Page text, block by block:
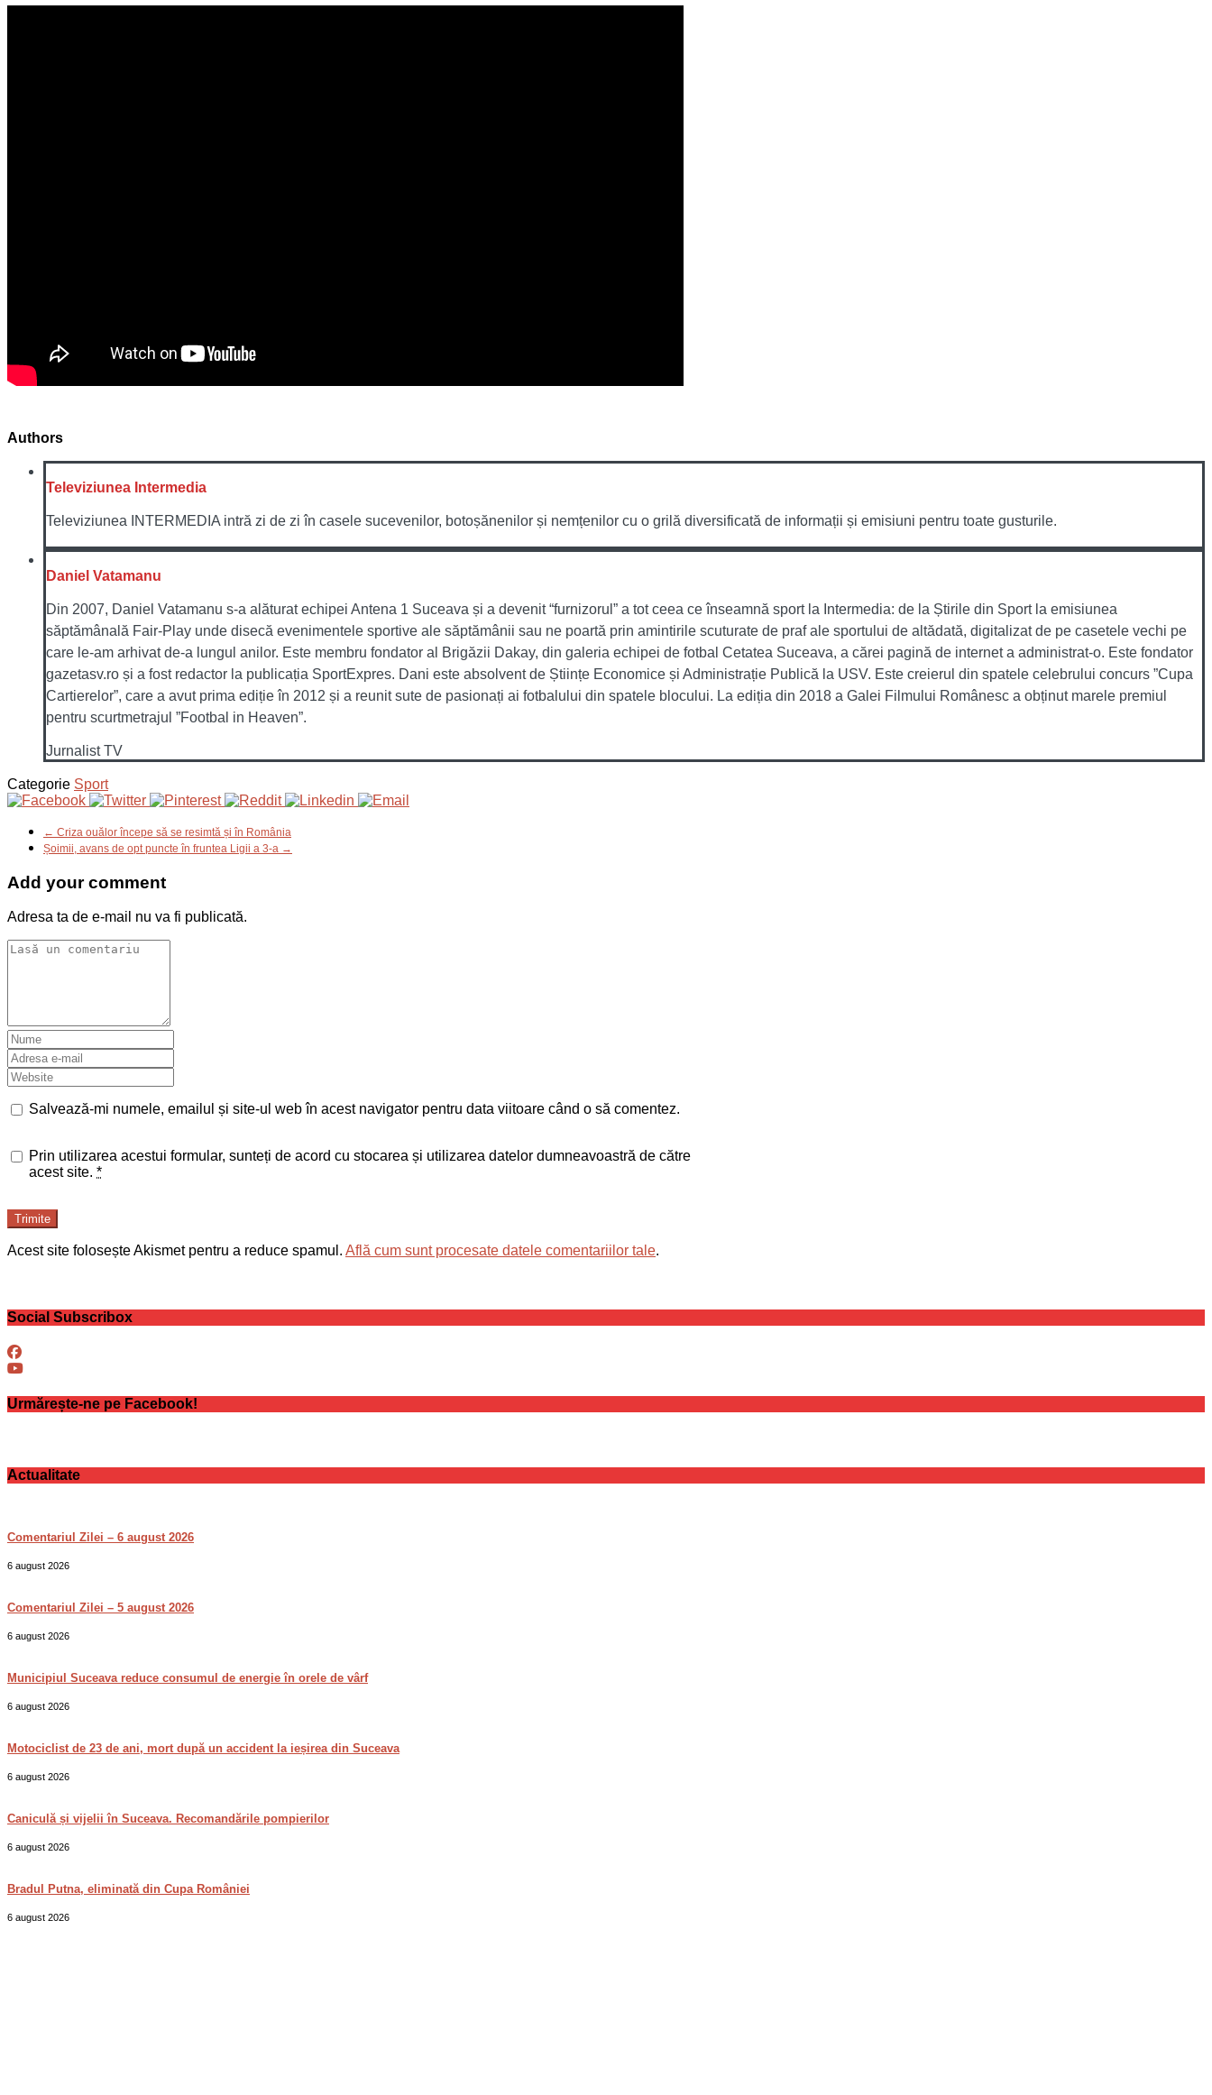
Authors
Televiziunea Intermedia
Televiziunea INTERMEDIA intră zi de zi în casele sucevenilor, botoșănenilor și nemțenilor cu o grilă diversificată de informații și emisiuni pentru toate gusturile.
Daniel Vatamanu
Din 2007, Daniel Vatamanu s-a alăturat echipei Antena 1 Suceava și a devenit “furnizorul” a tot ceea ce înseamnă sport la Intermedia: de la Știrile din Sport la emisiunea
săptămânală Fair-Play unde disecă evenimentele sportive ale săptămânii sau ne poartă prin amintirile scuturate de praf ale sportului de altădată, digitalizat de pe casetele vechi pe
care le-am arhivat de-a lungul anilor. Este membru fondator al Brigăzii Dakay, din galeria echipei de fotbal Cetatea Suceava, a cărei pagină de internet a administrat-o. Este fondator
gazetasv.ro și a fost redactor la publicația SportExpres. Dani este absolvent de Științe Economice și Administrație Publică la USV. Este creierul din spatele celebrului concurs ”Cupa
Cartierelor”, care a avut prima ediție în 2012 și a reunit sute de pasionați ai fotbalului din spatele blocului. La ediția din 2018 a Galei Filmului Românesc a obținut marele premiul
pentru scurtmetrajul ”Footbal in Heaven”.
Jurnalist TV
Categorie Sport
← Criza ouălor începe să se resimtă și în România
Șoimii, avans de opt puncte în fruntea Ligii a 3-a →
Add your comment
Adresa ta de e-mail nu va fi publicată.
Salvează-mi numele, emailul și site-ul web în acest navigator pentru data viitoare când o să comentez.
Prin utilizarea acestui formular, sunteți de acord cu stocarea și utilizarea datelor dumneavoastră de către
acest site. *
Trimite
Acest site folosește Akismet pentru a reduce spamul. Află cum sunt procesate datele comentariilor tale.
Social Subscribox
Urmărește-ne pe Facebook!
Actualitate
Comentariul Zilei – 6 august 2026
6 august 2026
Comentariul Zilei – 5 august 2026
6 august 2026
Municipiul Suceava reduce consumul de energie în orele de vârf
6 august 2026
Motociclist de 23 de ani, mort după un accident la ieșirea din Suceava
6 august 2026
Caniculă și vijelii în Suceava. Recomandările pompierilor
6 august 2026
Bradul Putna, eliminată din Cupa României
6 august 2026